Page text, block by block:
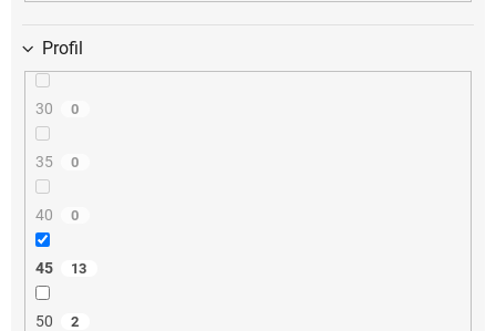
Profil
30 0
35 0
40 0
45 13
50 2